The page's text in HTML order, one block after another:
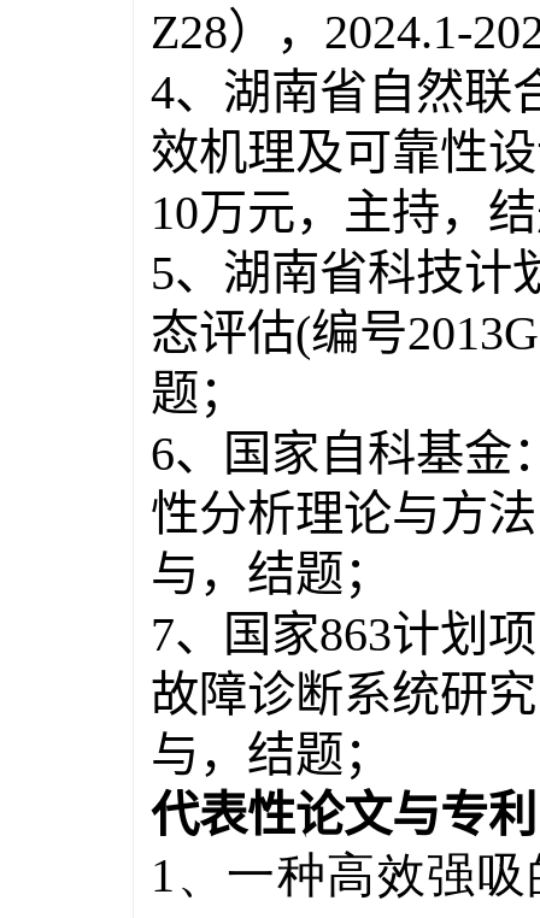
Z28）， 2024.1-
4、湖南省自然联
效机理及可靠性
10万元，主持，
5、湖南省科技计
态评估(编号
题；
6、国家自科基金
性分析理论与方
与，结题；
7、国家863计划
故障诊断系统研
与，结题；
代表性论文与专利
1、一种高效强